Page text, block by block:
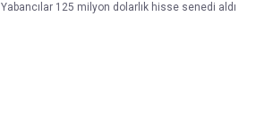
Yabancılar 125 milyon dolarlık hisse senedi aldı